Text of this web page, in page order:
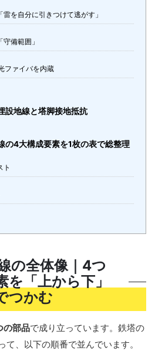
を自分に引きつけて逃がす」
備範囲」
ファイバを内蔵
設地線と塔脚接地抵抗
の4大構成要素を1枚の表で総整理
ト
の全体像｜4つ
を「上から下」
つかむ
の部品で成り立っています。鉄塔の
、以下の順番で並んでいます。